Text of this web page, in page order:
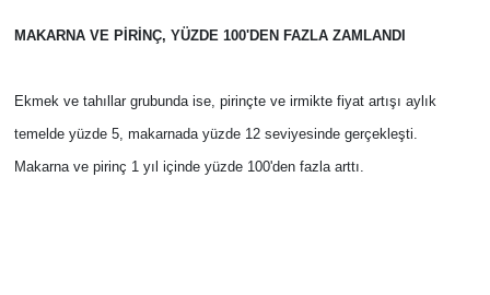
MAKARNA VE PİRİNÇ, YÜZDE 100'DEN FAZLA ZAMLANDI
Ekmek ve tahıllar grubunda ise, pirinçte ve irmikte fiyat artışı aylık
temelde yüzde 5, makarnada yüzde 12 seviyesinde gerçekleşti.
Makarna ve pirinç 1 yıl içinde yüzde 100'den fazla arttı.